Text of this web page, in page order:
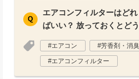
エアコンフィルターはど
ばいい？ 放っておくとど
エアコン 芳香剤・消
エアコンフィルター